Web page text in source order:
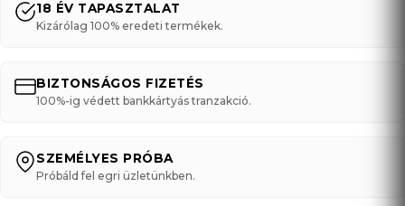
18 ÉV TAPASZTALAT
Kizárólag 100% eredeti termékek.
BIZTONSÁGOS FIZETÉS
100%-ig védett bankkártyás tranzakció.
SZEMÉLYES PRÓBA
Próbáld fel egri üzletünkben.